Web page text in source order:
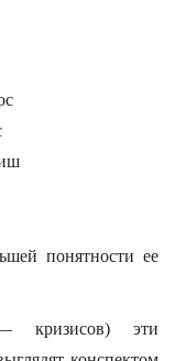
понятности ее
кризисов) эти